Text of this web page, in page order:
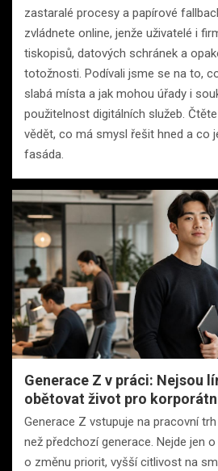
zastaralé procesy a papírové
zvládnete online, jenže uživatelé i
tiskopisů, datových schránek a
totožnosti. Podívali jsme se na to,
slabá místa a jak mohou úřady i
použitelnost digitálních služeb.
vědět, co má smysl řešit hned a co
fasáda.
Generace Z v práci: Nejsou
obětovat život pro
Generace Z vstupuje na pracovní
než předchozí generace. Nejde jen
o změnu priorit, vyšší citlivost na